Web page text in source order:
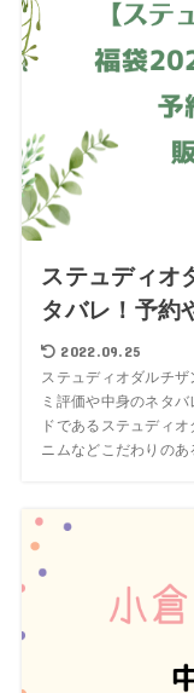
ステュディオ
タバレ！予約
2022.09.25
ステュディオダルチ
ミ評価や中身のネタ
ドであるステュディ
ニムなどこだわりのあ